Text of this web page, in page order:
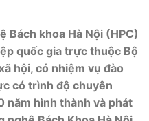
Bách khoa Hà Nội (HPC)
quốc gia trực thuộc Bộ
hội, có nhiệm vụ đào
có trình độ chuyên
năm hình thành và phát